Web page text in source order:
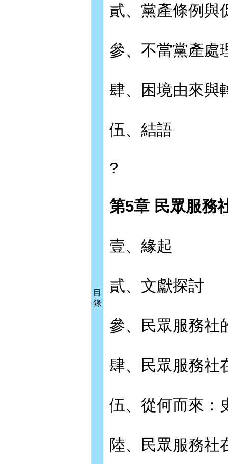
目
錄
貳、黨產條例與
參、不當黨產處
肆、困境由來與
伍、結語
?
第5章 民眾服務
壹、緣起
貳、文獻探討
參、民眾服務社
肆、民眾服務社
伍、從何而來：
陸、民眾服務社